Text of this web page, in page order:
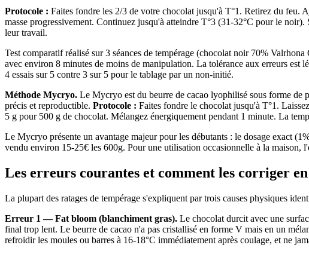
Protocole : Faites fondre les 2/3 de votre chocolat jusqu'à T°1. Retirez du feu.
masse progressivement. Continuez jusqu'à atteindre T°3 (31-32°C pour le
leur travail.
Test comparatif réalisé sur 3 séances de tempérage (chocolat noir 70%
avec environ 8 minutes de moins de manipulation. La tolérance aux erreurs
4 essais sur 5 contre 3 sur 5 pour le tablage par un non-initié.
Méthode Mycryo. Le Mycryo est du beurre de cacao lyophilisé sous forme de
précis et reproductible. Protocole : Faites fondre le chocolat jusqu'à T°1.
5 g pour 500 g de chocolat. Mélangez énergiquement pendant 1 minute. La
Le Mycryo présente un avantage majeur pour les débutants : le dosage exact
vendu environ 15-25€ les 600g. Pour une utilisation occasionnelle à la maison,
Les erreurs courantes et comment les corriger
La plupart des ratages de tempérage s'expliquent par trois causes physiques
Erreur 1 — Fat bloom (blanchiment gras). Le chocolat durcit avec une
final trop lent. Le beurre de cacao n'a pas cristallisé en forme V mais en un
refroidir les moules ou barres à 16-18°C immédiatement après coulage, et ne